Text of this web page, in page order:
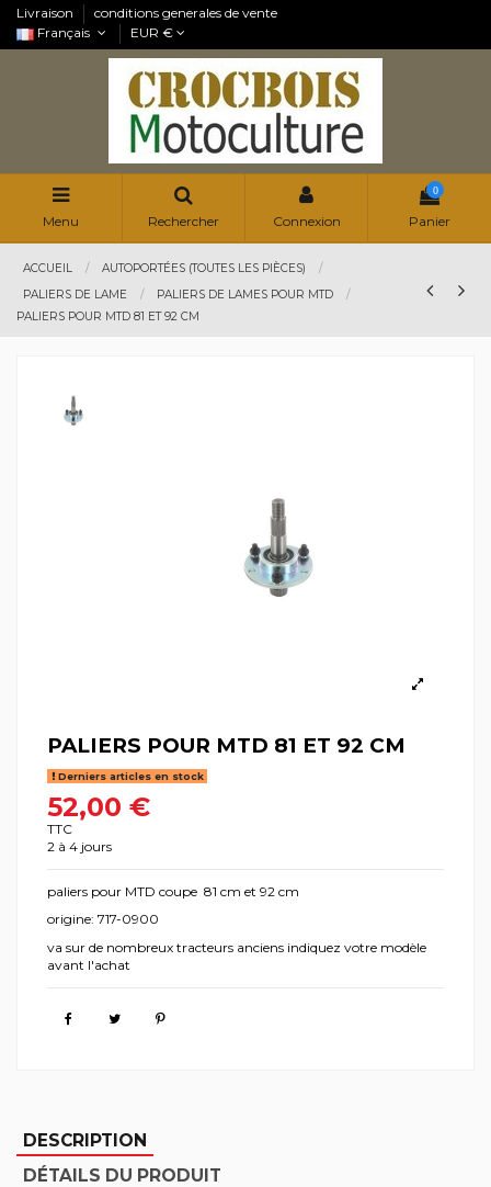
Livraison
conditions generales de vente
Français
EUR €
Menu Rechercher Connexion
0
Panier
ACCUEIL
AUTOPORTÉES (TOUTES LES PIÈCES)
PALIERS DE LAME
PALIERS DE LAMES POUR MTD
PALIERS POUR MTD 81 ET 92 CM
PALIERS POUR MTD 81 ET 92 CM
Derniers articles en stock
52,00 €
TTC
2 à 4 jours
paliers pour MTD coupe 81 cm et 92 cm
origine: 717-0900
va sur de nombreux tracteurs anciens indiquez votre modèle
avant l'achat
DESCRIPTION
DÉTAILS DU PRODUIT